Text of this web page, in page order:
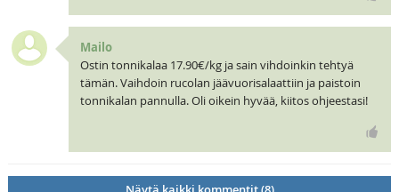
Mailo
Ostin tonnikalaa 17.90€/kg ja sain vihdoinkin tehtyä
tämän. Vaihdoin rucolan jäävuorisalaattiin ja paistoin
tonnikalan pannulla. Oli oikein hyvää, kiitos ohjeestasi!